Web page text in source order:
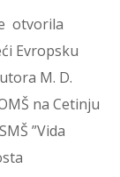
otvorila
Evropsku
M. D.
na Cetinju
”Vida